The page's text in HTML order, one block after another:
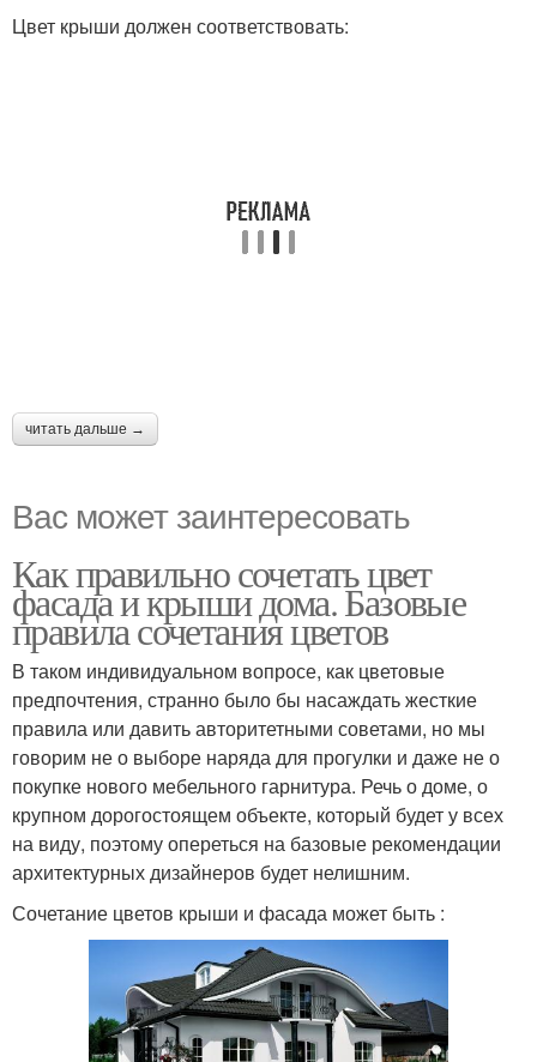
Цвет крыши должен соответствовать:
читать дальше →
Вас может заинтересовать
Как правильно сочетать цвет
фасада и крыши дома. Базовые
правила сочетания цветов
В таком индивидуальном вопросе, как цветовые
предпочтения, странно было бы насаждать жесткие
правила или давить авторитетными советами, но мы
говорим не о выборе наряда для прогулки и даже не о
покупке нового мебельного гарнитура. Речь о доме, о
крупном дорогостоящем объекте, который будет у всех
на виду, поэтому опереться на базовые рекомендации
архитектурных дизайнеров будет нелишним.
Сочетание цветов крыши и фасада может быть :